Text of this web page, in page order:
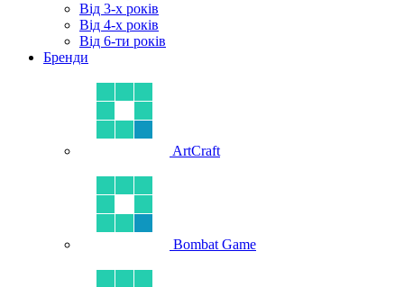
Від 3-х років
Від 4-х років
Від 6-ти років
Бренди
ArtCraft
Bombat Game